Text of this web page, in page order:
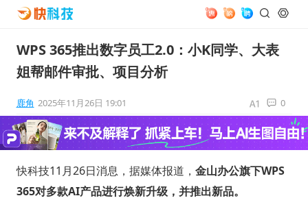
WPS 365推出数字员工2.0：小K同学、大表
姐帮邮件审批、项目分析
鹿角 2025年11月26日 19:01 0
快科技11月26日消息，据媒体报道， 金山办公旗下WPS
365对多款AI产品进行焕新升级，并推出新品。